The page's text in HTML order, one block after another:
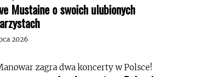
Mustaine o swoich ulubionych
2026